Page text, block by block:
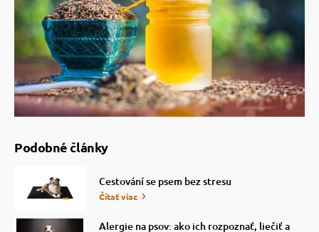
so psom
poukazy
Podobné články
Cestování se psem bez stresu
Čítať viac
Alergie na psov: ako ich rozpoznať, liečiť a